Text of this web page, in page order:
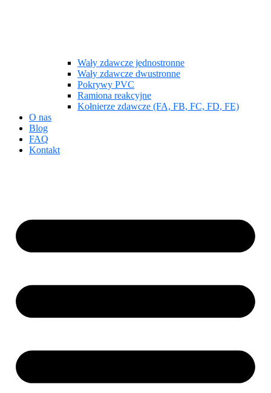
Wały zdawcze jednostronne
Wały zdawcze dwustronne
Pokrywy PVC
Ramiona reakcyjne
Kołnierze zdawcze (FA, FB, FC, FD, FE)
O nas
Blog
FAQ
Kontakt